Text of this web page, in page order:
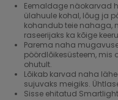
Eemaldage näokarvad
ülahuule kohal, lõug ja
kohandub teie nahaga,
raseerijaks ka kõige
Parema naha
pöördlõikesüsteem, mis
ohutult.
Lõikab karvad naha
sujuvaks meigiks.
Sisse ehitatud